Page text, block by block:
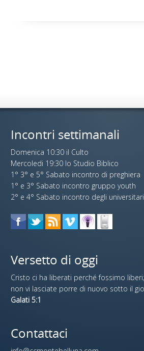
Incontri settimanali
Domenica 10:30 il Culto
Mercoledi 19:30 lo Studio Biblico
1° 3° e 5° Sabato incontro di preghiera
1° e 3° Sabato incontro gruppo youth
2° e 4° Sabato incontro degli universitari
Versetto di oggi
Cristo ci ha liberati perché fossimo
non vi lasciate porre di nuovo sotto il
Galati 5:1
Contattaci